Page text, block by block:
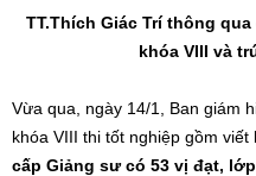
TT.Thích Giác Trí thông
khóa VIII và
Vừa qua, ngày 14/1, Ban giám
khóa VIII thi tốt nghiệp gồm
cấp Giảng sư có 53 vị đạt,